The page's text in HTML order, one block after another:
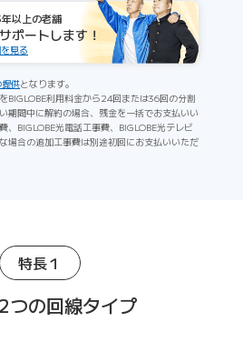
以上の老舗
ポートします！
見る
供となります。
BIGLOBE利用料金から24回または36回の分割
期間中に解約の場合、残金を一括でお支払いい
、BIGLOBE光電話工事費、BIGLOBE光テレビ
場合の追加工事費は別途初回にお支払いいただ
特長１
つの回線タイプ